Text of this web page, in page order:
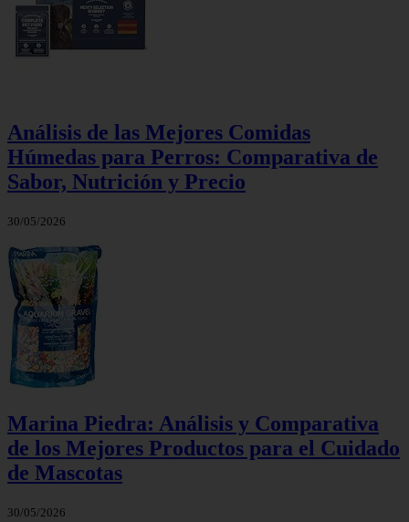
Análisis de las Mejores Comidas
Húmedas para Perros: Comparativa de
Sabor, Nutrición y Precio
30/05/2026
Marina Piedra: Análisis y Comparativa
de los Mejores Productos para el Cuidado
de Mascotas
30/05/2026